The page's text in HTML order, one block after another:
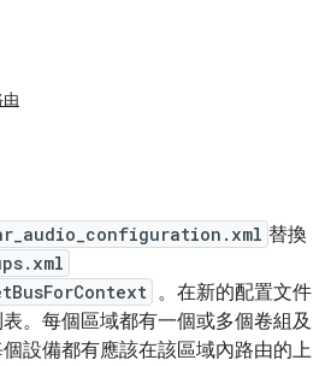
替換
。在新的配置文件
。每個區域都有一個或多個卷組及
設備都有應該在該區域內路由的上